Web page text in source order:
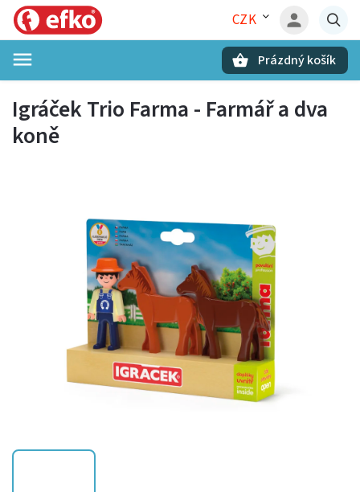
CZK
Prázdný košík
Igráček Trio Farma - Farmář a dva
koně